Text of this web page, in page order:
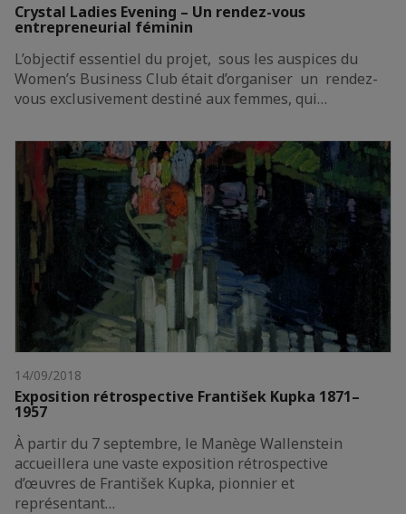
Crystal Ladies Evening – Un rendez-vous
entrepreneurial féminin
L’objectif essentiel du projet, sous les auspices du
Women’s Business Club était d’organiser un rendez-
vous exclusivement destiné aux femmes, qui…
14/09/2018
Exposition rétrospective František Kupka 1871–
1957
À partir du 7 septembre, le Manège Wallenstein
accueillera une vaste exposition rétrospective
d’œuvres de František Kupka, pionnier et
représentant…